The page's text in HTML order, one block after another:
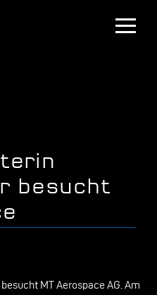
besucht
MT Aerospace AG. Am